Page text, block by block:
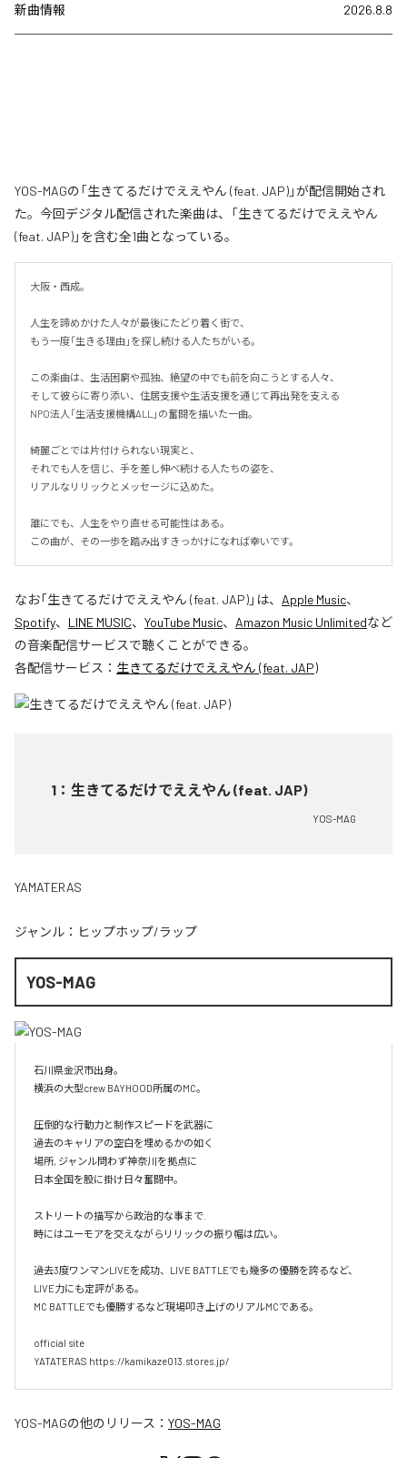
新曲情報 2026.8.8
YOS-MAGの「生きてるだけでええやん (feat. JAP)」が配信開始され
た。今回デジタル配信された楽曲は、「生きてるだけでええやん
(feat. JAP)」を含む全1曲となっている。
大阪・西成。
人生を諦めかけた人々が最後にたどり着く街で、
もう一度「生きる理由」を探し続ける人たちがいる。
この楽曲は、生活困窮や孤独、絶望の中でも前を向こうとする人々、
そして彼らに寄り添い、住居支援や生活支援を通じて再出発を支える
NPO法人「生活支援機構ALL」の奮闘を描いた一曲。
綺麗ごとでは片付けられない現実と、
それでも人を信じ、手を差し伸べ続ける人たちの姿を、
リアルなリリックとメッセージに込めた。
誰にでも、人生をやり直せる可能性はある。
この曲が、その一歩を踏み出すきっかけになれば幸いです。
なお「生きてるだけでええやん (feat. JAP)」は、 Apple Music、
Spotify、 LINE MUSIC、 YouTube Music、 Amazon Music Unlimitedなど
の音楽配信サービスで聴くことができる。
各配信サービス： 生きてるだけでええやん (feat. JAP)
1 ： 生きてるだけでええやん (feat. JAP)
YOS-MAG
YAMATERAS
ジャンル： ヒップホップ/ラップ
YOS-MAG
石川県金沢市出身。
横浜の大型crew BAYHOOD所属のMC。
圧倒的な行動力と制作スピードを武器に
過去のキャリアの空白を埋めるかの如く
場所, ジャンル問わず神奈川を拠点に
日本全国を股に掛け日々奮闘中。
ストリートの描写から政治的な事まで.
時にはユーモアを交えながらリリックの振り幅は広い。
過去3度ワンマンLIVEを成功、LIVE BATTLEでも幾多の優勝を誇るなど、
LIVE力にも定評がある。
MC BATTLEでも優勝するなど現場叩き上げのリアルMCである。
official site
YATATERAS https://kamikaze013.stores.jp/
YOS-MAGの他のリリース： YOS-MAG